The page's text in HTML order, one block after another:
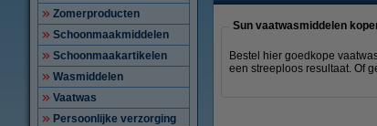
Zomerproducten
Schoonmaakmiddelen
Schoonmaakartikelen
Wasmiddelen
Vaatwas
Persoonlijke verzorging
Sun vaatwasmiddelen
Bestel hier goedkope
een streeploos resultaat. Of